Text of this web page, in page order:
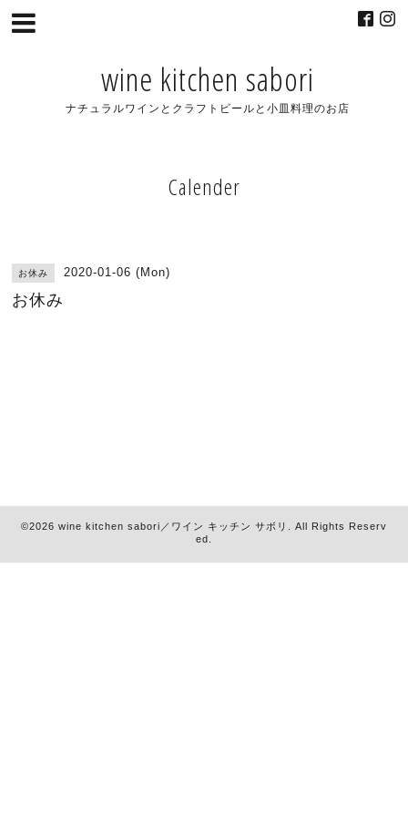
wine kitchen sabori
ナチュラルワインとクラフトビールと小皿料理のお店
Calender
お休み 2020-01-06 (Mon)
お休み
©2026 wine kitchen sabori／ワイン キッチン サボリ
. All Rights Reserv
ed.